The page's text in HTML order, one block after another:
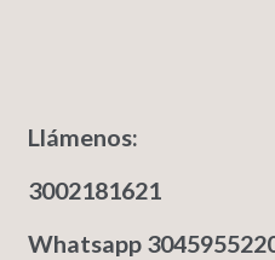
Llámenos:
3002181621
Whatsapp